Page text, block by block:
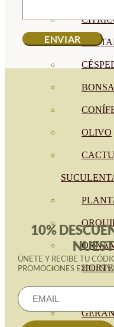
OLIVO
10%
ÚNETE Y RECIBE TU
PROMOCIONES